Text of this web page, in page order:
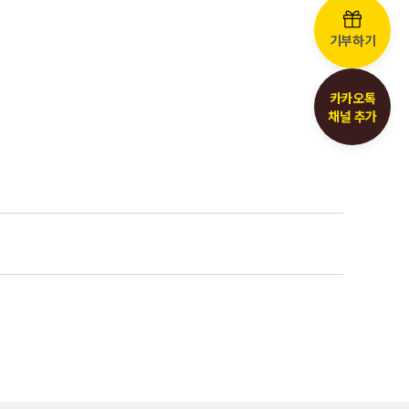
기부하기
카카오톡
채널 추가